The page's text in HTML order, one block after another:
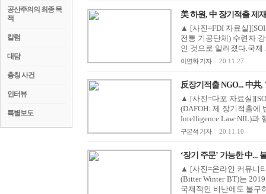
공산주의의 최종 목
적
칼럼
대담
충칭 사건
인터뷰
특별보도
美 하원, 中 장기적출 제
▲ [사진=FDI 자료실
전통 기공단체) 수련자
인 것으로 알려졌다.국제
이연화 기자 20.11.27
反장기적출 NGO... 中共
▲ [사진=다포 자료실
(DAFOH: 제 장기적출에
Intelligence Law·NIL)과
구본석 기자 20.11.10
‘장기 주문’ 가능한 中...
▲ [사진=온라인 커뮤니
(Bitter Winter·BT)는
국제적인 비난에도 불구